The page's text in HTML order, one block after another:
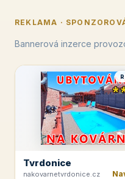
REKLAMA ·
Bannerová inzerce
Tvrdonice
nakovarnetvrdonice.cz